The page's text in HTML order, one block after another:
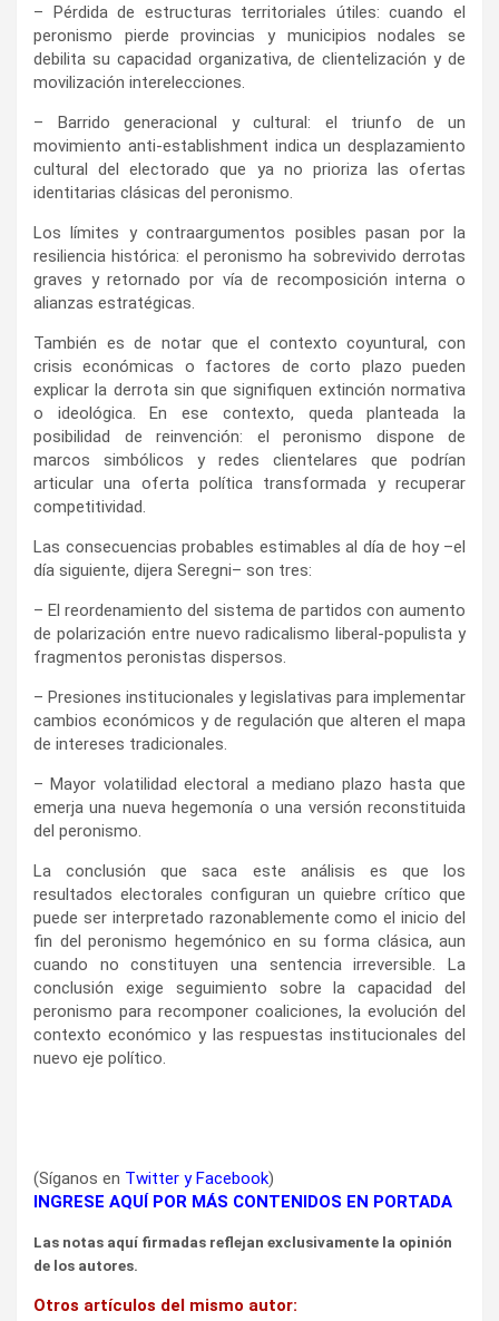
– Pérdida de estructuras territoriales útiles: cuando el
peronismo pierde provincias y municipios nodales se
debilita su capacidad organizativa, de clientelización y de
movilización interelecciones.
– Barrido generacional y cultural: el triunfo de un
movimiento anti-establishment indica un desplazamiento
cultural del electorado que ya no prioriza las ofertas
identitarias clásicas del peronismo.
Los límites y contraargumentos posibles pasan por la
resiliencia histórica: el peronismo ha sobrevivido derrotas
graves y retornado por vía de recomposición interna o
alianzas estratégicas.
También es de notar que el contexto coyuntural, con
crisis económicas o factores de corto plazo pueden
explicar la derrota sin que signifiquen extinción normativa
o ideológica. En ese contexto, queda planteada la
posibilidad de reinvención: el peronismo dispone de
marcos simbólicos y redes clientelares que podrían
articular una oferta política transformada y recuperar
competitividad.
Las consecuencias probables estimables al día de hoy –el
día siguiente, dijera Seregni– son tres:
– El reordenamiento del sistema de partidos con aumento
de polarización entre nuevo radicalismo liberal-populista y
fragmentos peronistas dispersos.
– Presiones institucionales y legislativas para implementar
cambios económicos y de regulación que alteren el mapa
de intereses tradicionales.
– Mayor volatilidad electoral a mediano plazo hasta que
emerja una nueva hegemonía o una versión reconstituida
del peronismo.
La conclusión que saca este análisis es que los
resultados electorales configuran un quiebre crítico que
puede ser interpretado razonablemente como el inicio del
fin del peronismo hegemónico en su forma clásica, aun
cuando no constituyen una sentencia irreversible. La
conclusión exige seguimiento sobre la capacidad del
peronismo para recomponer coaliciones, la evolución del
contexto económico y las respuestas institucionales del
nuevo eje político.
(Síganos en Twitter yFacebook)
INGRESE AQUÍ POR MÁS CONTENIDOS EN PORTADA
Las notas aquí firmadas reflejan exclusivamente la opinión
de los autores.
Otros artículos del mismo autor: